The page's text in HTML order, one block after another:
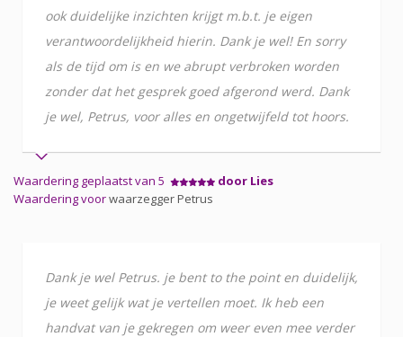
ook duidelijke inzichten krijgt m.b.t. je eigen
verantwoordelijkheid hierin. Dank je wel! En sorry
als de tijd om is en we abrupt verbroken worden
zonder dat het gesprek goed afgerond werd. Dank
je wel, Petrus, voor alles en ongetwijfeld tot hoors.
Waardering geplaatst van 5
door Lies
Waardering voorwaarzegger Petrus
Dank je wel Petrus. je bent to the point en duidelijk,
je weet gelijk wat je vertellen moet. Ik heb een
handvat van je gekregen om weer even mee verder